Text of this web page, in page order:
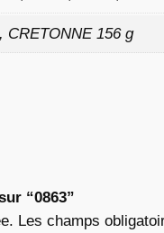
CRETONNE 156 g
“0863”
Les champs